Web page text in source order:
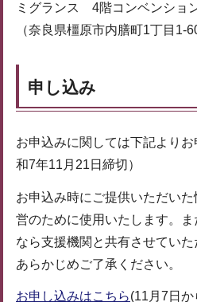
ミグランス 4階コンベンショ
（奈良県橿原市内膳町1丁目1-
申し込み
お申込みに関しては下記より
和7年11月21日締切）
お申込み時にご提供いただい
営のために使用いたします。
なら支援機関と共有させていた
あらかじめご了承ください。
お申し込みはこちら(11月7日